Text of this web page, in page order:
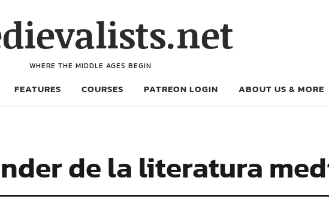
WHERE THE MIDDLE AGES BEGIN
FEATURES COURSES PATREON LOGIN ABOUT US & MORE
de la literatura